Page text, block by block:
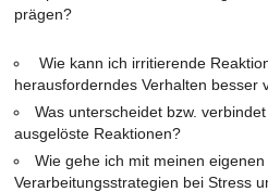
prägen?
Wie kann ich irritierende
herausforderndes Verhalten besser
Was unterscheidet bzw.
ausgelöste Reaktionen?
Wie gehe ich mit meinen
Verarbeitungsstrategien bei Stress